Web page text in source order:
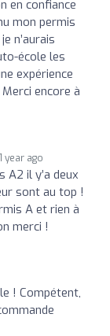
en confiance
mon permis
n’aurais
école les
expérience
encore à
1 year ago
A2 il y’a deux
sont au top !
A et rien à
merci !
! Compétent,